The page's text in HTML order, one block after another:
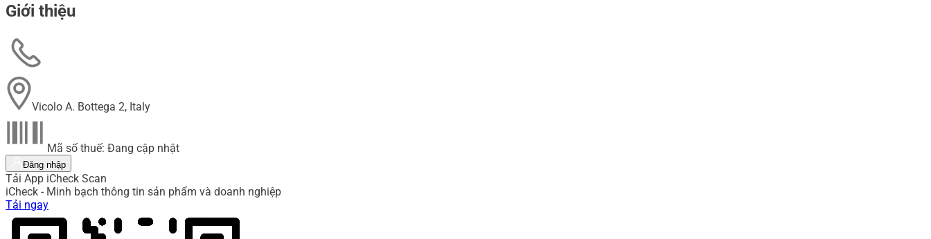
Giới thiệu
Vicolo A. Bottega 2, Italy
Mã số thuế: Đang cập nhật
Đăng nhập
Tải App iCheck Scan
iCheck - Minh bạch thông tin sản phẩm và doanh nghiệp
Tải ngay